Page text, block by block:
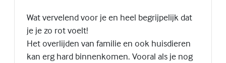
Wat vervelend voor je en heel begrijpelijk dat
je je zo rot voelt!
Het overlijden van familie en ook huisdieren
kan erg hard binnenkomen. Vooral als je nog